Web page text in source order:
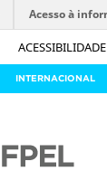
ACESSIBILIDADE
Acesso à
INTERNACIONAL